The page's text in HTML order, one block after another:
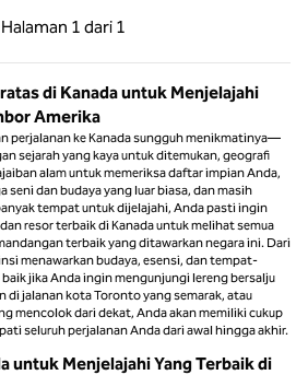
Halaman 1 dari 1
Sebelumnya, 1 dari 1
Halaman 1 dari 1
di Kanada untuk Menjelajahi
Amerika
perjalanan ke Kanada sungguh menikmatinya—
sejarah yang kaya untuk ditemukan, geografi
alam untuk memeriksa daftar impian Anda,
seni dan budaya yang luar biasa, dan masih
tempat untuk dijelajahi, Anda pasti ingin
resor terbaik di Kanada untuk melihat semua
terbaik yang ditawarkan negara ini. Dari
menawarkan budaya, esensi, dan tempat-
jika Anda ingin mengunjungi lereng bersalju
di jalanan kota Toronto yang semarak, atau
mencolok dari dekat, Anda akan memiliki cukup
seluruh perjalanan Anda dari awal hingga akhir.
untuk Menjelajahi Yang Terbaik di